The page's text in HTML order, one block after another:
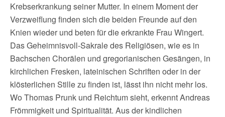
Krebserkrankung seiner Mutter. In einem Moment der
Verzweiflung finden sich die beiden Freunde auf den
Knien wieder und beten für die erkrankte Frau Wingert.
Das Geheimnisvoll-Sakrale des Religiösen, wie es in
Bachschen Chorälen und gregorianischen Gesängen, in
kirchlichen Fresken, lateinischen Schriften oder in der
klösterlichen Stille zu finden ist, lässt ihn nicht mehr los.
Wo Thomas Prunk und Reichtum sieht, erkennt Andreas
Frömmigkeit und Spiritualität. Aus der kindlichen